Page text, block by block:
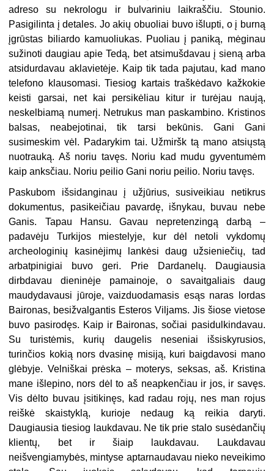
adreso su nekrologu ir bulvariniu laikraščiu. Stounio.
Pasigilinta į detales. Jo akių obuoliai buvo išlupti, o į burną
įgrūstas biliardo kamuoliukas. Puoliau į paniką, mėginau
sužinoti daugiau apie Tedą, bet atsimušdavau į sieną arba
atsidurdavau aklavietėje. Kaip tik tada pajutau, kad mano
telefono klausomasi. Tiesiog kartais traškėdavo kažkokie
keisti garsai, net kai persikėliau kitur ir turėjau naują,
neskelbiamą numerį. Netrukus man paskambino. Kristinos
balsas, neabejotinai, tik tarsi bekūnis. Gani Gani
susimeskim vėl. Padarykim tai. Užmiršk tą mano atsiųstą
nuotrauką. Aš noriu tavęs. Noriu kad mudu gyventumėm
kaip anksčiau. Noriu peilio Gani noriu peilio. Noriu tavęs.
Paskubom išsidanginau į užjūrius, susiveikiau netikrus
dokumentus, pasikeičiau pavardę, išnykau, buvau nebe
Ganis. Tapau Hansu. Gavau nepretenzingą darbą –
padavėju Turkijos miestelyje, kur dėl netoli vykdomų
archeologinių kasinėjimų lankėsi daug užsieniečių, tad
arbatpinigiai buvo geri. Prie Dardanelų. Daugiausia
dirbdavau dieninėje pamainoje, o savaitgaliais daug
maudydavausi jūroje, vaizduodamasis esąs naras lordas
Baironas, besižvalgantis Esteros Viljams. Jis šiose vietose
buvo pasirodęs. Kaip ir Baironas, sočiai pasidulkindavau.
Su turistėmis, kurių daugelis neseniai išsiskyrusios,
turinčios kokią nors dvasinę misiją, kuri baigdavosi mano
glėbyje. Velniškai prėska – moterys, seksas, aš. Kristina
mane išlepino, nors dėl to aš neapkenčiau ir jos, ir savęs.
Vis dėlto buvau įsitikinęs, kad radau rojų, nes man rojus
reiškė skaistyklą, kurioje nedaug ką reikia daryti.
Daugiausia tiesiog laukdavau. Ne tik prie stalo susėdančių
klientų, bet ir šiaip laukdavau. Laukdavau
neišvengiamybės, mintyse aptarnaudavau nieko neveikimo